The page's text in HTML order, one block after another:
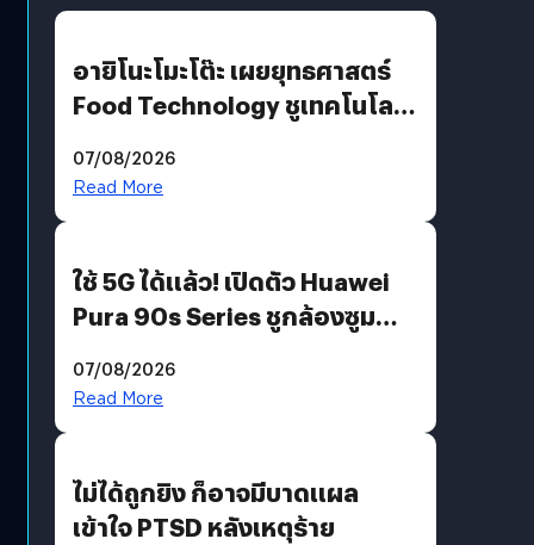
อายิโนะโมะโต๊ะ เผยยุทธศาสตร์
Food Technology ชูเทคโนโลยี
บริโภคและ B2B
07/08/2026
Read More
ใช้ 5G ได้แล้ว! เปิดตัว Huawei
Pura 90s Series ชูกล้องซูม
07/08/2026
Read More
ไม่ได้ถูกยิง ก็อาจมีบาดแผล
เข้าใจ PTSD หลังเหตุร้าย